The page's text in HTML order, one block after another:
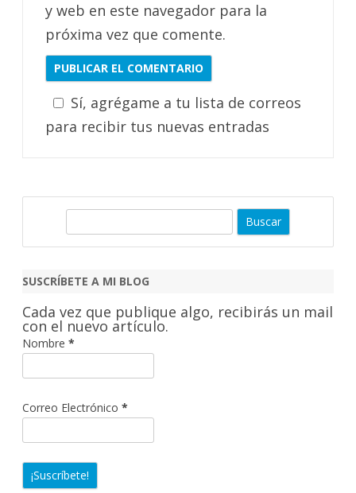
y web en este navegador para la
próxima vez que comente.
Sí, agrégame a tu lista de correos
para recibir tus nuevas entradas
c
r
SUSCRÍBETE A MI BLOG
Cada vez que publique algo, recibirás un mail
con el nuevo artículo.
Nombre *
Correo Electrónico *